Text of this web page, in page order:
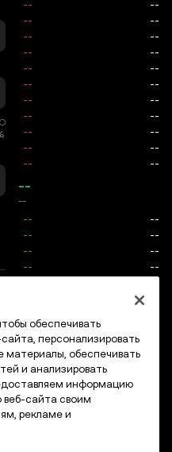
--
--
Открытые
обеспечивать
персонализировать
материалы, обеспечивать
и анализировать
информацию
веб-сайта своим
рекламе и